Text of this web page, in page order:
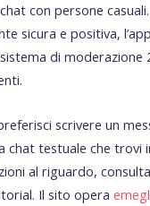
con persone
sicura e positiva,
di moderazione
scrivere un
chat testuale che trovi
al riguardo,
Il sito opera